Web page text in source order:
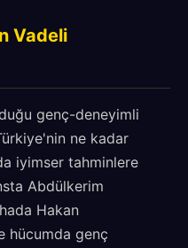
Vadeli
genç-deneyimli
ne kadar
iyimser tahminlere
Abdülkerim
Hakan
hücumda genç